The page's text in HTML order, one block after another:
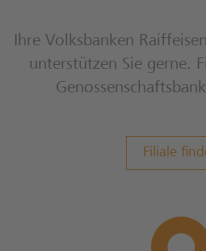
Ihre Volksbanken
unterstützen Sie gerne.
Filiale